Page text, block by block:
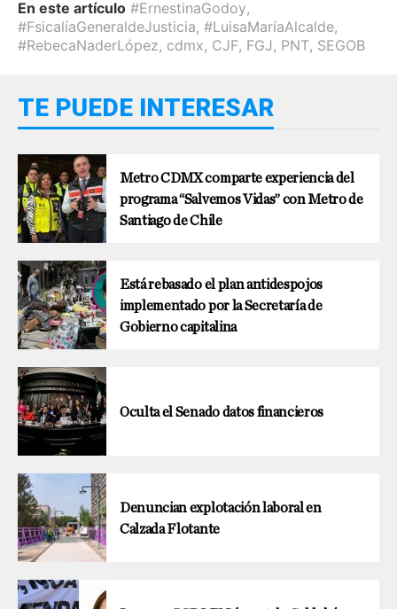
En este artículo #ErnestinaGodoy,
#FsicalíaGeneraldeJusticia, #LuisaMaríaAlcalde,
#RebecaNaderLópez, cdmx, CJF, FGJ, PNT, SEGOB
TE PUEDE INTERESAR
Metro CDMX comparte experiencia del
programa “Salvemos Vidas” con Metro de
Santiago de Chile
Está rebasado el plan antidespojos
implementado por la Secretaría de
Gobierno capitalina
Oculta el Senado datos financieros
Denuncian explotación laboral en
Calzada Flotante